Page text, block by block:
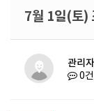
7월 1일(토)
관리자
0건